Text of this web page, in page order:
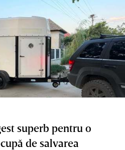
superb pentru o
de salvarea